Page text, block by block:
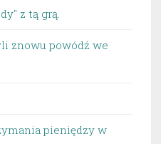
z tą grą.
znowu powódź we
pieniędzy w